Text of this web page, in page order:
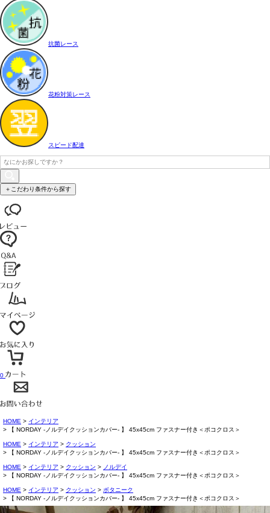
抗菌レース
花粉対策レース
スピード配達
＋こだわり条件から探す
0
HOME
インテリア
【 NORDAY -ノルデイクッションカバー- 】 45x45cm ファスナー付き＜ポコクロス＞
HOME インテリア
クッション
【 NORDAY -ノルデイクッションカバー- 】 45x45cm ファスナー付き＜ポコクロス＞
HOME インテリア クッション
ノルデイ
【 NORDAY -ノルデイクッションカバー- 】 45x45cm ファスナー付き＜ポコクロス＞
HOME インテリア クッション
ボタニーク
【 NORDAY -ノルデイクッションカバー- 】 45x45cm ファスナー付き＜ポコクロス＞